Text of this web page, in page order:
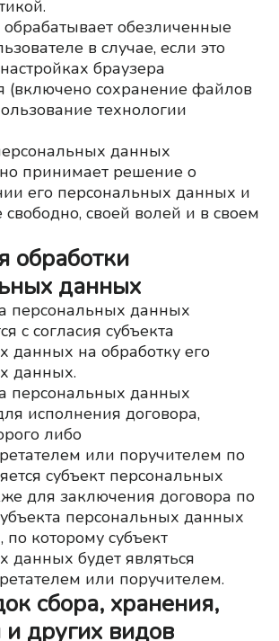
обезличенные
в случае, если это
браузера
(включено сохранение файлов
технологии
данных
принимает решение о
его персональных данных и
свободно, своей волей и в своем
обработки
данных
персональных данных
с согласия субъекта
данных на обработку его
данных.
персональных данных
исполнения договора,
либо
или поручителем по
субъект персональных
для заключения договора по
персональных данных
по которому субъект
данных будет являться
или поручителем.
сбора, хранения,
других видов